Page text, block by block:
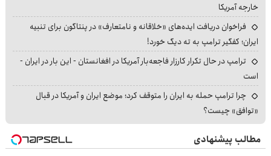
خارجه آمریکا
فراخوان دریافت ایده‌های «خلاقانه و نامتعارف» در پنتاگون برای تنبیه
ایران؛ کفگیر ترامپ به ته دیگ خورد!
ترامپ در حال تکرار کارزار فاجعه‌بار آمریکا در افغانستان - این بار در ایران -
است
چرا ترامپ حمله به ایران را متوقف کرد؛ موضع ایران و آمریکا در قبال
«توافق» چیست؟
مطالب پیشنهادی